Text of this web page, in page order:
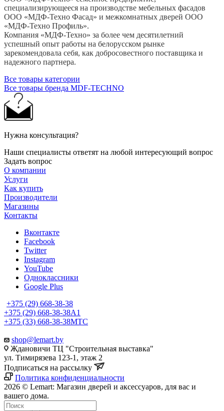
специализирующееся на производстве мебельных фасадов
ООО «МДФ-Техно Фасад» и межкомнатных дверей ООО
«МДФ-Техно Профиль».
Компания «МДФ-Техно» за более чем десятилетний
успешный опыт работы на белорусском рынке
зарекомендовала себя, как добросовестного поставщика и
надежного партнера.
Все товары категории
Все товары бренда MDF-TECHNO
Нужна консультация?
Наши специалисты ответят на любой интересующий вопрос
Задать вопрос
О компании
Услуги
Как купить
Производители
Магазины
Контакты
Вконтакте
Facebook
Twitter
Instagram
YouTube
Одноклассники
Google Plus
+375 (29) 668-38-38
+375 (29) 668-38-38A1
+375 (33) 668-38-38МТС
shop@lemart.by
Ждановичи ТЦ "Строительная выставка"
ул. Тимирязева 123-1, этаж 2
Подписаться на рассылку
Политика конфиденциальности
2026 © Lemart: Магазин дверей и аксессуаров, для вас и
вашего дома.